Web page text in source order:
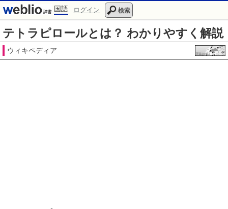
国語 ログイン 検索
テトラピロールとは？ わかりやすく解説
ウィキペディア